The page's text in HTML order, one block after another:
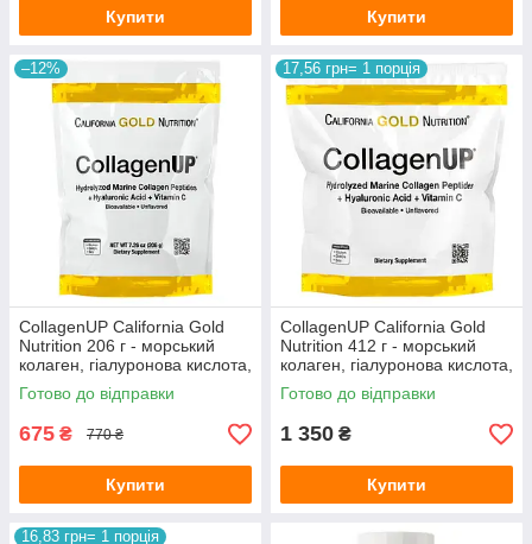
Купити Купити
–12%
CollagenUP California Gold
Nutrition 206 г - морський
колаген, гіалуронова кислота,
вітамін С
Готово до відправки
675 ₴ 770 ₴
Купити
17,56 грн= 1 порція
CollagenUP California Gold
Nutrition 412 г - морський
колаген, гіалуронова кислота,
вітамін С
Готово до відправки
1 350 ₴
Купити
16,83 грн= 1 порція